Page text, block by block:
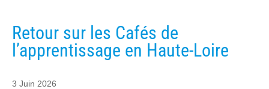
Retour sur les Cafés de
l’apprentissage en Haute-Loire
3 Juin 2026